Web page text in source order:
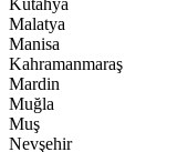
Kütahya
Malatya
Manisa
Kahramanmaraş
Mardin
Muğla
Muş
Nevşehir